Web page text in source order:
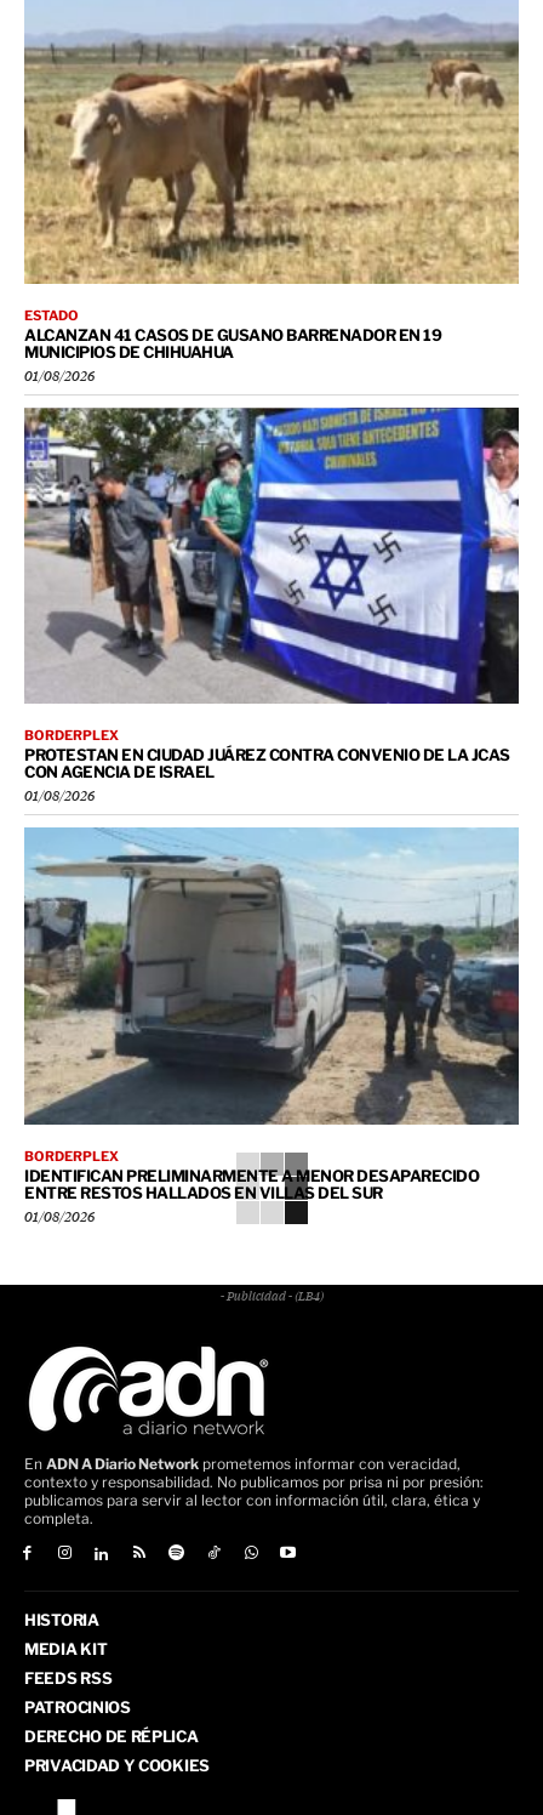
ESTADO
ALCANZAN 41 CASOS DE GUSANO BARRENADOR EN 19
MUNICIPIOS DE CHIHUAHUA
01/08/2026
BORDERPLEX
PROTESTAN EN CIUDAD JUÁREZ CONTRA CONVENIO DE LA JCAS
CON AGENCIA DE ISRAEL
01/08/2026
BORDERPLEX
IDENTIFICAN PRELIMINARMENTE A MENOR DESAPARECIDO
ENTRE RESTOS HALLADOS EN VILLAS DEL SUR
01/08/2026
- Publicidad - (LB4)
En ADN A Diario Network prometemos informar con veracidad,
contexto y responsabilidad. No publicamos por prisa ni por presión:
publicamos para servir al lector con información útil, clara, ética y
completa.
HISTORIA
MEDIA KIT
FEEDS RSS
PATROCINIOS
DERECHO DE RÉPLICA
PRIVACIDAD Y COOKIES